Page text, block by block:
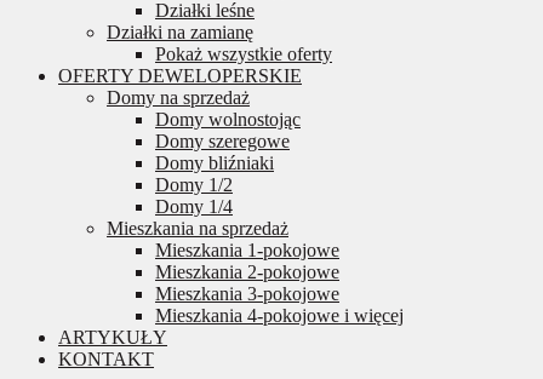
Działki leśne
Działki na zamianę
Pokaż wszystkie oferty
OFERTY DEWELOPERSKIE
Domy na sprzedaż
Domy wolnostojąc
Domy szeregowe
Domy bliźniaki
Domy 1/2
Domy 1/4
Mieszkania na sprzedaż
Mieszkania 1-pokojowe
Mieszkania 2-pokojowe
Mieszkania 3-pokojowe
Mieszkania 4-pokojowe i więcej
ARTYKUŁY
KONTAKT